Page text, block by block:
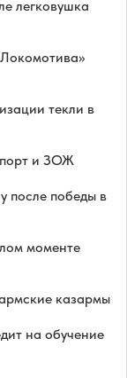
легковушка
текли в
и ЗОЖ
после победы в
моменте
казармы
на обучение